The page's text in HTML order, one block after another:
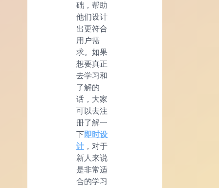
础，帮助
他们设计
出更符合
用户需
求。如果
想要真正
去学习和
了解的
话，大家
可以去注
册了解一
下即时设
计 ，对于
新人来说
是非常适
合的学习